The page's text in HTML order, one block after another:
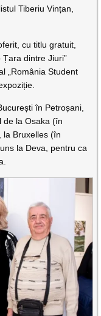
Tiberiu Vințan,
cu titlu gratuit,
dintre Jiuri”
„România Student
în Petroșani,
de la Osaka (în
la Bruxelles (în
la Deva, pentru ca